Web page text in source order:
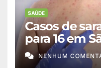
SAÚDE
Casos de
para 16 em
NENHUM